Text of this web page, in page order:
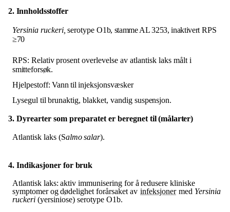
2. Innholdsstoffer
Yersinia ruckeri, serotype O1b, stamme AL 3253, inaktivert RPS
≥70
RPS: Relativ prosent overlevelse av atlantisk laks målt i
smitteforsøk.
Hjelpestoff: Vanntilinjeksjonsvæsker
Lysegul til brunaktig, blakket, vandig suspensjon.
3. Dyrearter som preparatet er beregnet til(målarter)
Atlantisk laks (Salmo salar).
4. Indikasjoner for bruk
Atlantisk laks: aktiv immunisering for å redusere kliniske
symptomer og dødelighet forårsaket av infeksjoner med Yersinia
ruckeri (yersiniose) serotype O1b.